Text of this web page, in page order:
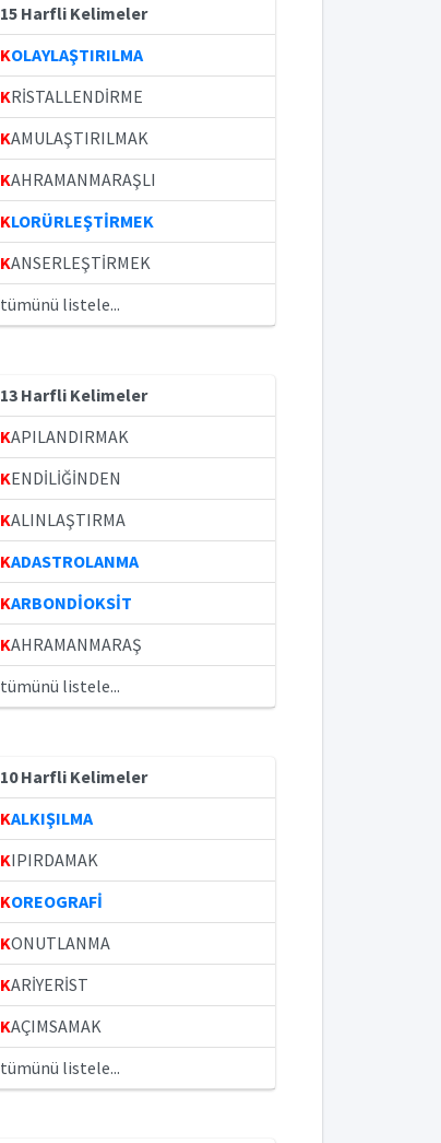
15 Harfli Kelimeler
KOLAYLAŞTIRILMA
KRİSTALLENDİRME
KAMULAŞTIRILMAK
KAHRAMANMARAŞLI
KLORÜRLEŞTİRMEK
KANSERLEŞTİRMEK
tümünü listele...
13 Harfli Kelimeler
KAPILANDIRMAK
KENDİLİĞİNDEN
KALINLAŞTIRMA
KADASTROLANMA
KARBONDİOKSİT
KAHRAMANMARAŞ
tümünü listele...
10 Harfli Kelimeler
KALKIŞILMA
KIPIRDAMAK
KOREOGRAFİ
KONUTLANMA
KARİYERİST
KAÇIMSAMAK
tümünü listele...